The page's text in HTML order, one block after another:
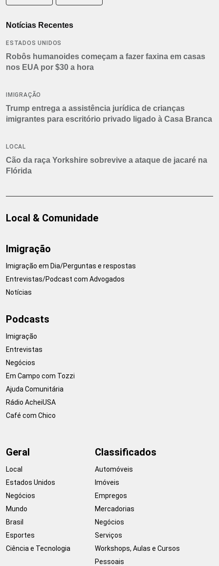
Notícias Recentes
ESTADOS UNIDOS
Robôs humanoides começam a fazer faxina em casas
nos EUA por $30 a hora
IMIGRAÇÃO
Trump entrega a assistência jurídica de crianças
imigrantes para escritório privado ligado à Casa Branca
LOCAL
Cão da raça Yorkshire sobrevive a ataque de jacaré na
Flórida
Local & Comunidade
Imigração
Imigração em Dia/Perguntas e respostas
Entrevistas/Podcast com Advogados
Notícias
Podcasts
Imigração
Entrevistas
Negócios
Em Campo com Tozzi
Ajuda Comunitária
Rádio AcheiUSA
Café com Chico
Geral
Local
Estados Unidos
Negócios
Mundo
Brasil
Esportes
Ciência e Tecnologia
Classificados
Automóveis
Imóveis
Empregos
Mercadorias
Negócios
Serviços
Workshops, Aulas e Cursos
Pessoais